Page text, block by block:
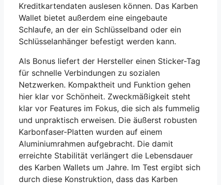
Kreditkartendaten auslesen können. Das Karben
Wallet bietet außerdem eine eingebaute
Schlaufe, an der ein Schlüsselband oder ein
Schlüsselanhänger befestigt werden kann.
Als Bonus liefert der Hersteller einen Sticker-Tag
für schnelle Verbindungen zu sozialen
Netzwerken. Kompaktheit und Funktion gehen
hier klar vor Schönheit. Zweckmäßigkeit steht
klar vor Features im Fokus, die sich als fummelig
und unpraktisch erweisen. Die äußerst robusten
Karbonfaser-Platten wurden auf einem
Aluminiumrahmen aufgebracht. Die damit
erreichte Stabilität verlängert die Lebensdauer
des Karben Wallets um Jahre. Im Test ergibt sich
durch diese Konstruktion, dass das Karben